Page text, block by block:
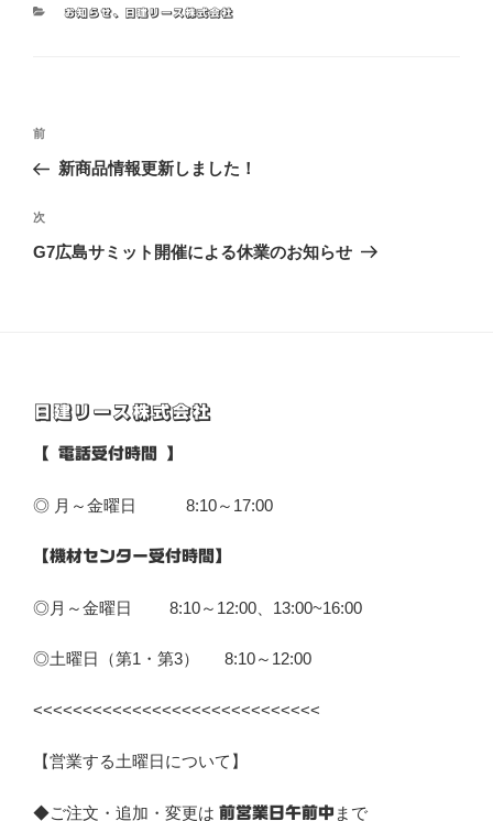
お知らせ、 日建リース株式会社
前
新商品情報更新しました！
次
G7広島サミット開催による休業のお知らせ
日建リース株式会社
【 電話受付時間 】
◎ 月～金曜日 8:10～17:00
【機材センター受付時間】
◎月～金曜日 8:10～12:00、13:00~16:00
◎土曜日（第1・第3） 8:10～12:00
<<<<<<<<<<<<<<<<<<<<<<<<<<<<<
【営業する土曜日について】
◆ご注文・追加・変更は 前営業日午前中 まで